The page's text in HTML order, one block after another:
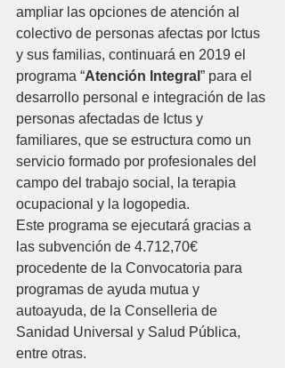
ampliar las opciones de atención al
colectivo de personas afectas por Ictus
y sus familias, continuará en 2019 el
programa “Atención Integral ” para el
desarrollo personal e integración de las
personas afectadas de Ictus y
familiares, que se estructura como un
servicio formado por profesionales del
campo del trabajo social, la terapia
ocupacional y la logopedia.
Este programa se ejecutará gracias a
las subvención de 4.712,70€
procedente de la Convocatoria para
programas de ayuda mutua y
autoayuda, de la Conselleria de
Sanidad Universal y Salud Pública,
entre otras.